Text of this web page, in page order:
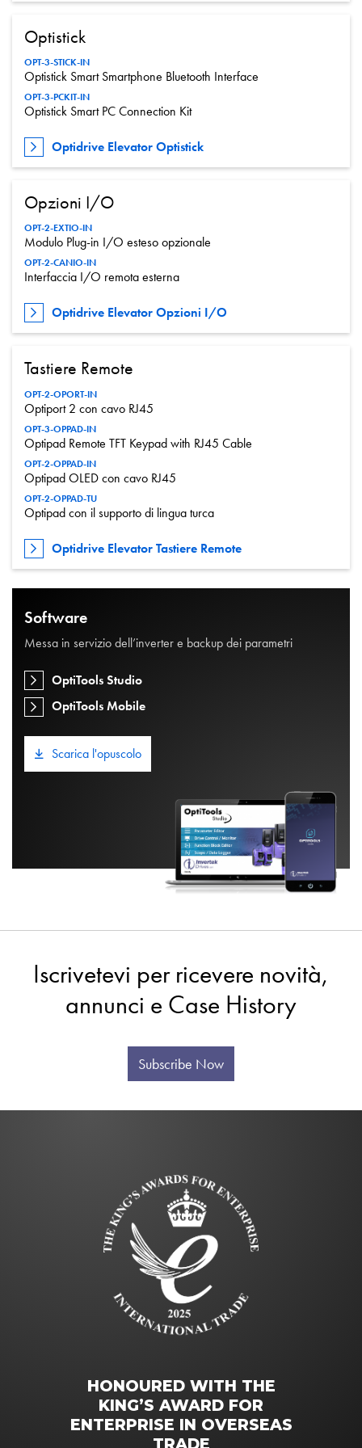
Optistick
OPT-3-STICK-IN
Optistick Smart Smartphone Bluetooth Interface
OPT-3-PCKIT-IN
Optistick Smart PC Connection Kit
Optidrive Elevator Optistick
Opzioni I/O
OPT-2-EXTIO-IN
Modulo Plug-in I/O esteso opzionale
OPT-2-CANIO-IN
Interfaccia I/O remota esterna
Optidrive Elevator Opzioni I/O
Tastiere Remote
OPT-2-OPORT-IN
Optiport 2 con cavo RJ45
OPT-3-OPPAD-IN
Optipad Remote TFT Keypad with RJ45 Cable
OPT-2-OPPAD-IN
Optipad OLED con cavo RJ45
OPT-2-OPPAD-TU
Optipad con il supporto di lingua turca
Optidrive Elevator Tastiere Remote
Software
Messa in servizio dell’inverter e backup dei parametri
OptiTools Studio
OptiTools Mobile
Scarica l'opuscolo
Iscrivetevi per ricevere novità,
annunci e Case History
Subscribe Now
HONOURED WITH THE
KING’S AWARD FOR
ENTERPRISE IN OVERSEAS
TRADE